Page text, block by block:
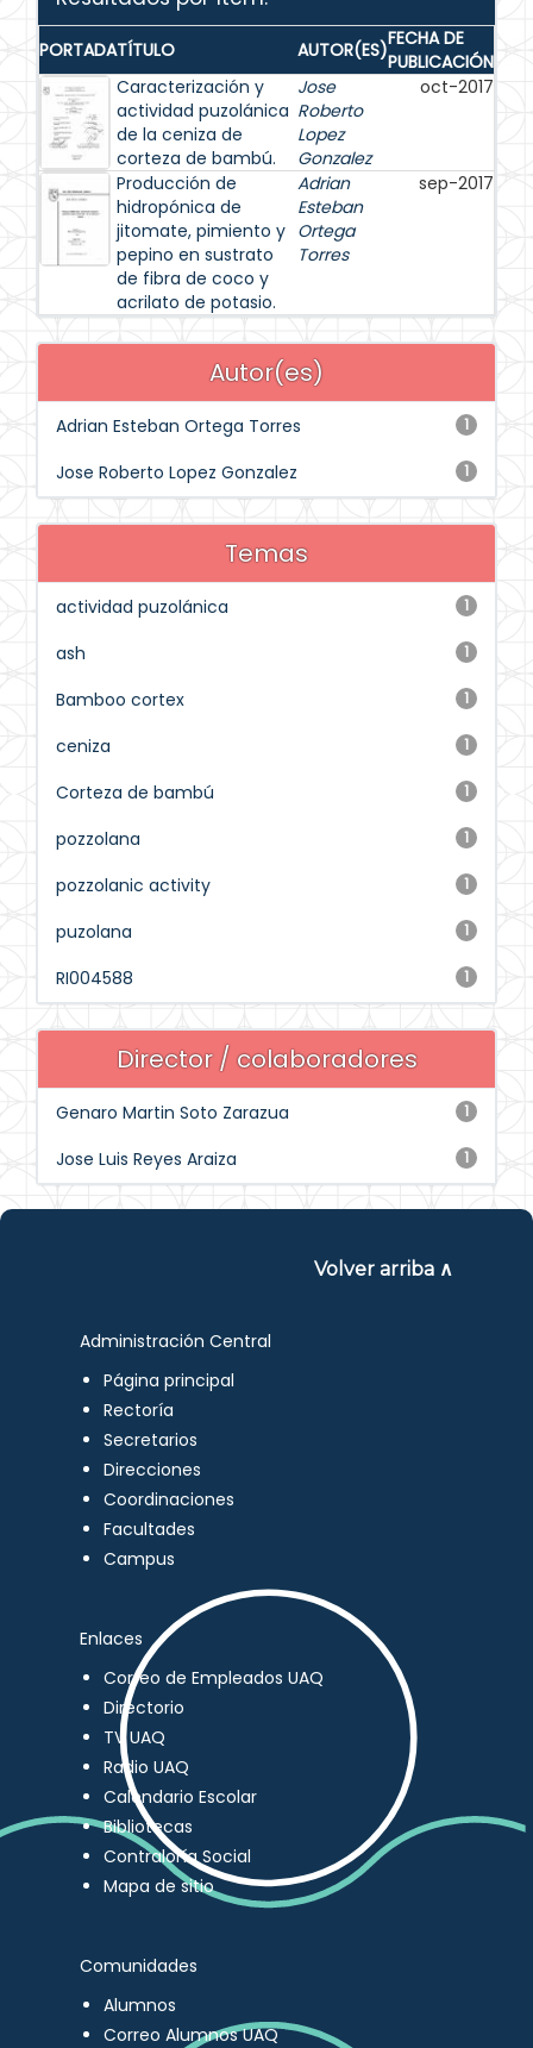
PORTADATÍTULO AUTOR(ES)FECHA DE
PUBLICACIÓN
Caracterización y
actividad puzolánica
de la ceniza de
corteza de bambú.
Jose
Roberto
Lopez
Gonzalez
oct-2017
Producción de
hidropónica de
jitomate, pimiento y
pepino en sustrato
de fibra de coco y
acrilato de potasio.
Adrian
Esteban
Ortega
Torres
sep-2017
Autor(es)
1
Adrian Esteban Ortega Torres
1
Jose Roberto Lopez Gonzalez
Temas
1
actividad puzolánica
1
ash
1
Bamboo cortex
1
ceniza
1
Corteza de bambú
1
pozzolana
1
pozzolanic activity
1
puzolana
1
RI004588
Director / colaboradores
1
Genaro Martin Soto Zarazua
1
Jose Luis Reyes Araiza
Volver arriba ∧
Administración Central
Página principal
Rectoría
Secretarios
Direcciones
Coordinaciones
Facultades
Campus
Enlaces
Correo de Empleados UAQ
Directorio
TV UAQ
Radio UAQ
Calendario Escolar
Bibliotecas
Contraloría Social
Mapa de sitio
Comunidades
Alumnos
Correo Alumnos UAQ